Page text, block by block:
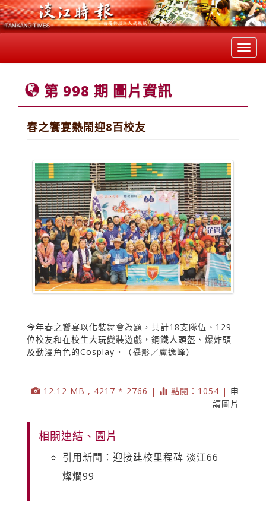
第 998 期 圖片資訊
春之饗宴熱鬧迎8百校友
今年春之饗宴以化裝舞會為題，共計18支隊伍、129
位校友和在校生大玩變裝遊戲，鋼鐵人頭盔、爆炸頭
及動漫角色的Cosplay。（攝影／盧逸峰）
12.12 MB , 4217 * 2766 | 點閱：1054 | 申
請圖片
相關連結、圖片
引用新聞：迎接建校里程碑 淡江66
燦爛99